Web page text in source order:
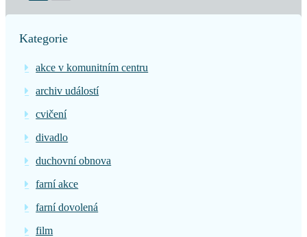
Kategorie
akce v komunitním centru
archiv událostí
cvičení
divadlo
duchovní obnova
farní akce
farní dovolená
film